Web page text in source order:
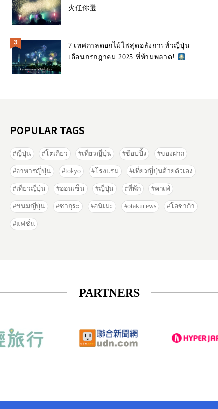
火任你選
7 เทศกาลดอกไม้ไฟสุดอลังการทั่วญี่ปุ่น
เดือนกรกฎาคม 2025 ที่ห้ามพลาด!
POPULAR TAGS
ญี่ปุ่น โตเกียว เที่ยวญี่ปุ่น ช้อปปิ้ง ของฝาก
อาหารญี่ปุ่น tokyo โรงแรม เที่ยวญี่ปุ่นด้วยตัวเอง
เที่ยวญี่ปุ่น ออนเซ็น ญี่ปุ่น ที่พัก คาเฟ่
ขนมญี่ปุ่น ซากุระ อนิเมะ otakunews โอซาก้า
แฟชั่น
PARTNERS